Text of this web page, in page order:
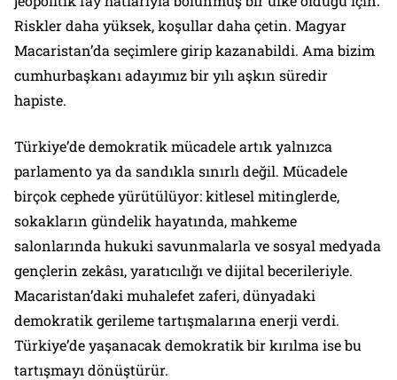
Riskler daha yüksek, koşullar daha çetin. Magyar
Macaristan’da seçimlere girip kazanabildi. Ama bizim
cumhurbaşkanı adayımız bir yılı aşkın süredir
hapiste.
Türkiye’de demokratik mücadele artık yalnızca
parlamento ya da sandıkla sınırlı değil. Mücadele
birçok cephede yürütülüyor: kitlesel mitinglerde,
sokakların gündelik hayatında, mahkeme
salonlarında hukuki savunmalarla ve sosyal medyada
gençlerin zekâsı, yaratıcılığı ve dijital becerileriyle.
Macaristan’daki muhalefet zaferi, dünyadaki
demokratik gerileme tartışmalarına enerji verdi.
Türkiye’de yaşanacak demokratik bir kırılma ise bu
tartışmayı dönüştürür.